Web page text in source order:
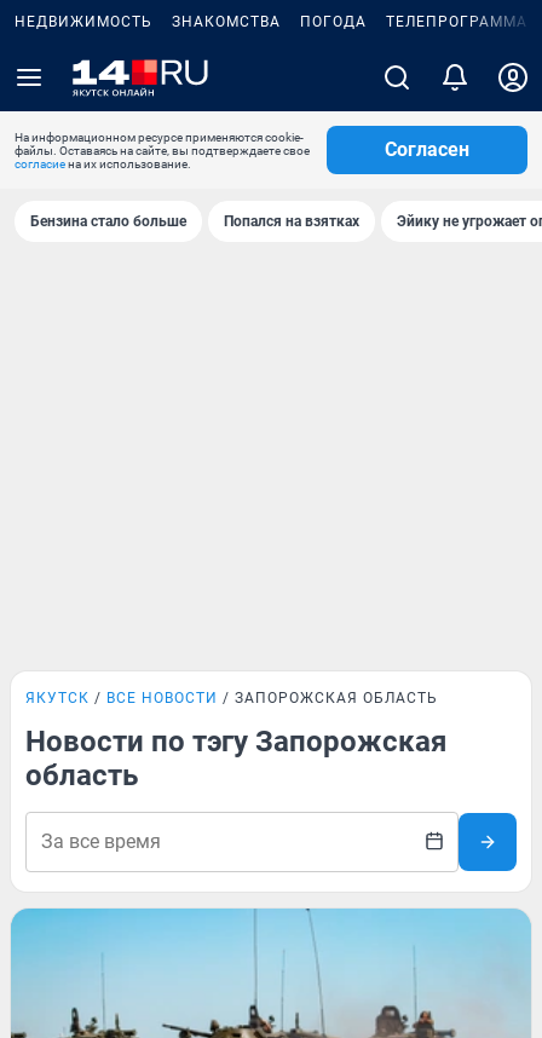
НЕДВИЖИМОСТЬ ЗНАКОМСТВА ПОГОДА ТЕЛЕПРОГРАММА
На информационном ресурсе применяются cookie-
файлы. Оставаясь на сайте, вы подтверждаете свое
согласиена их использование.
Согласен
Бензина стало больше Попался на взятках Эйику не угрожает
ЯКУТСК ВСЕ НОВОСТИ ЗАПОРОЖСКАЯ ОБЛАСТЬ
Новости по тэгу Запорожская
область